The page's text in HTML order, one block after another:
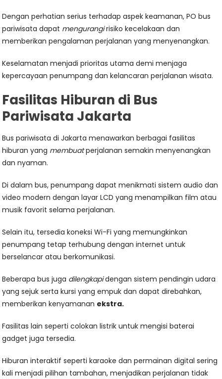
Dengan perhatian serius terhadap aspek keamanan, PO bus
pariwisata dapat mengurangirisiko kecelakaan dan
memberikan pengalaman perjalanan yang menyenangkan.
Keselamatan menjadi prioritas utama demi menjaga
kepercayaan penumpang dan kelancaran perjalanan wisata.
Fasilitas Hiburan di Bus
Pariwisata Jakarta
Bus pariwisata di Jakarta menawarkan berbagai fasilitas
hiburan yang membuatperjalanan semakin menyenangkan
dan nyaman.
Di dalam bus, penumpang dapat menikmati sistem audio dan
video modern dengan layar LCD yang menampilkan film atau
musik favorit selama perjalanan.
Selain itu, tersedia koneksi Wi-Fi yang memungkinkan
penumpang tetap terhubung dengan internet untuk
berselancar atau berkomunikasi.
Beberapa bus juga dilengkapidengan sistem pendingin udara
yang sejuk serta kursi yang empuk dan dapat direbahkan,
memberikan kenyamanan ekstra.
Fasilitas lain seperti colokan listrik untuk mengisi baterai
gadget juga tersedia.
Hiburan interaktif seperti karaoke dan permainan digital sering
kali menjadi pilihan tambahan, menjadikan perjalanan tidak